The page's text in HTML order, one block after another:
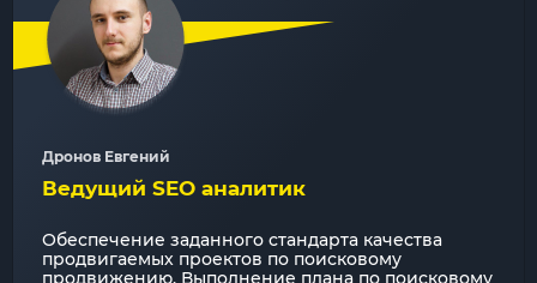
Дронов Евгений
Ведущий SEO аналитик
Обеспечение заданного стандарта качества
продвигаемых проектов по поисковому
продвижению. Выполнение плана по поисковому